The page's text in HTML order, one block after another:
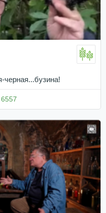
черная...бузина!
6557